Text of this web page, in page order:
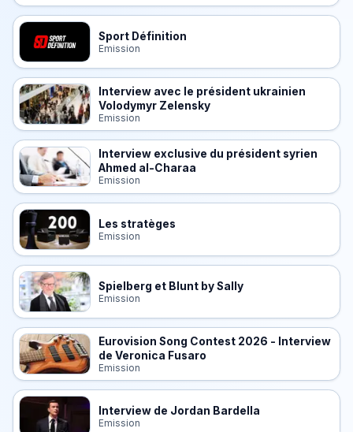
Sport Définition
Emission
Interview avec le président ukrainien
Volodymyr Zelensky
Emission
Interview exclusive du président syrien
Ahmed al-Charaa
Emission
Les stratèges
Emission
Spielberg et Blunt by Sally
Emission
Eurovision Song Contest 2026 - Interview
de Veronica Fusaro
Emission
Interview de Jordan Bardella
Emission